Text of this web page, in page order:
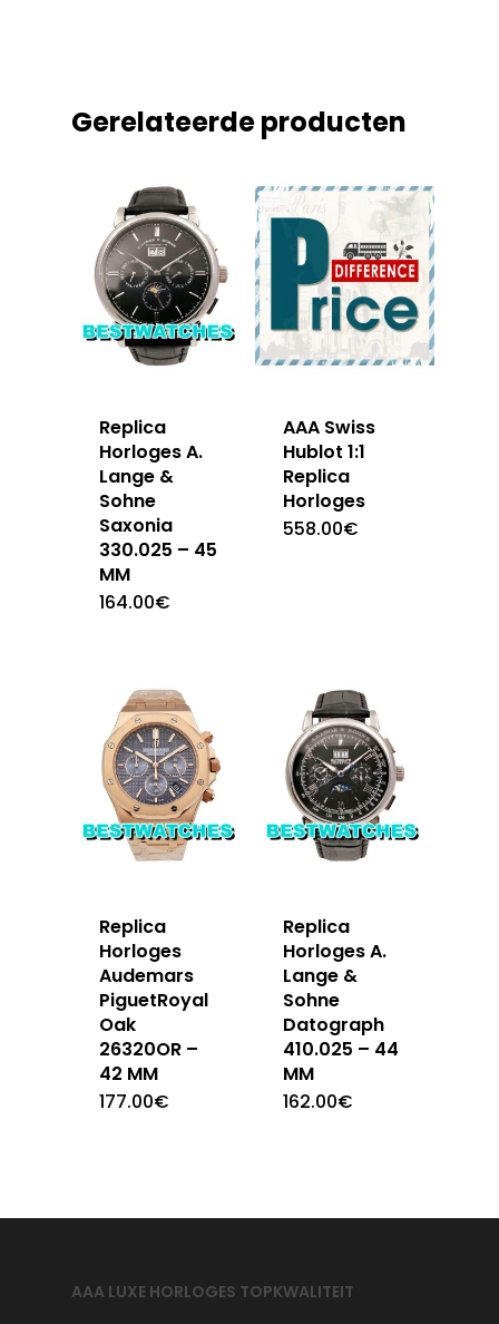
Gerelateerde producten
Replica
Horloges A.
Lange &
Sohne
Saxonia
330.025 – 45
MM
164.00€
AAA Swiss
Hublot 1:1
Replica
Horloges
558.00€
Replica
Horloges
Audemars
PiguetRoyal
Oak
26320OR –
42 MM
177.00€
Replica
Horloges A.
Lange &
Sohne
Datograph
410.025 – 44
MM
162.00€
AAA LUXE HORLOGES TOPKWALITEIT